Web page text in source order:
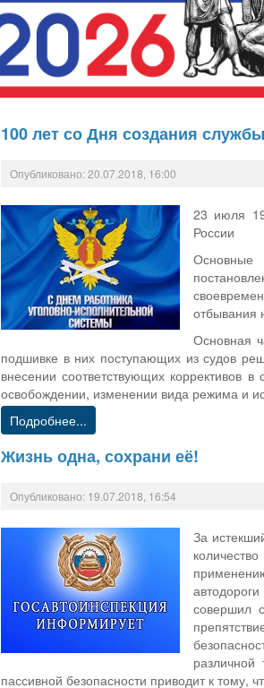
100 лет со Дня создания
Опубликовано: 20.07.2018, 16:00
23 июля
России
Основные
отбывания
Основная
подшивке в них поступающих из судов
внесении соответствующих коррективов
освобождении, изменении вида режима и
Подробнее...
Жизнь одна, сохрани её!
Опубликовано: 19.07.2018, 16:54
За
совершил
различной
пассивной безопасности приводит к тому,